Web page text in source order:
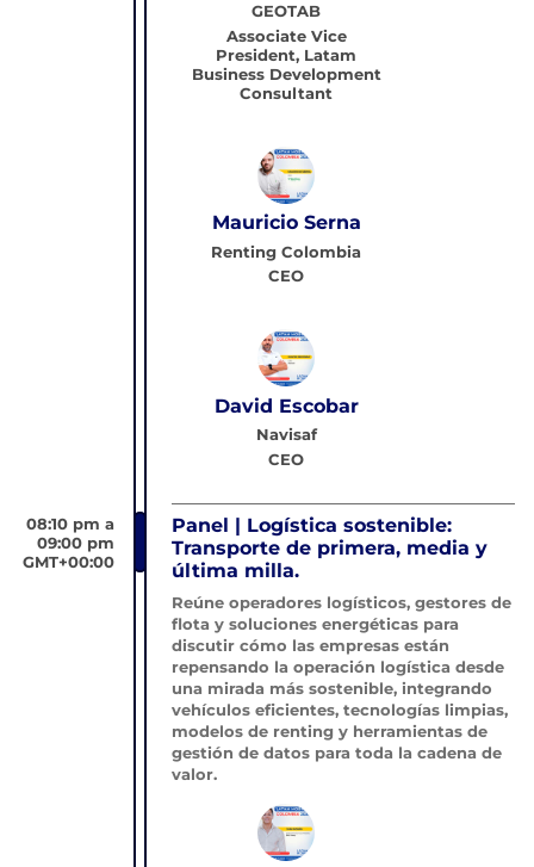
GEOTAB
Associate Vice
President, Latam
Business Development
Consultant
Mauricio Serna
Renting Colombia
CEO
David Escobar
Navisaf
CEO
08:10 pm a
09:00 pm
GMT+00:00
Panel | Logística sostenible:
Transporte de primera, media y
última milla.
Reúne operadores logísticos, gestores de
flota y soluciones energéticas para
discutir cómo las empresas están
repensando la operación logística desde
una mirada más sostenible, integrando
vehículos eficientes, tecnologías limpias,
modelos de renting y herramientas de
gestión de datos para toda la cadena de
valor.